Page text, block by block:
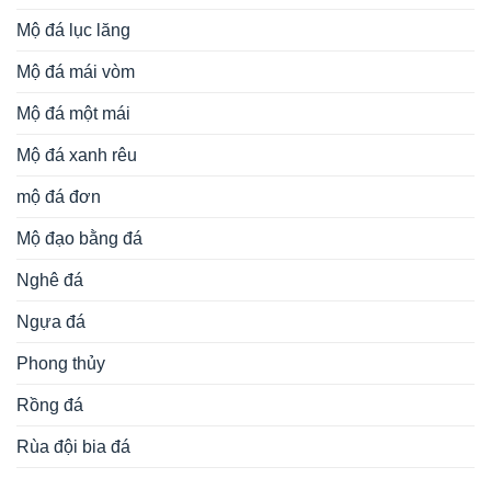
Mộ đá lục lăng
Mộ đá mái vòm
Mộ đá một mái
Mộ đá xanh rêu
mộ đá đơn
Mộ đạo bằng đá
Nghê đá
Ngựa đá
Phong thủy
Rồng đá
Rùa đội bia đá